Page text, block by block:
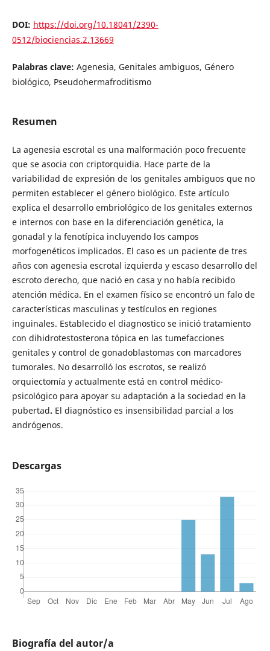
DOI: https://doi.org/10.18041/2390-
0512/biociencias.2.13669
Palabras clave: Agenesia, Genitales ambiguos, Género
biológico, Pseudohermafroditismo
Resumen
La agenesia escrotal es una malformación poco frecuente
que se asocia con criptorquidia. Hace parte de la
variabilidad de expresión de los genitales ambiguos que no
permiten establecer el género biológico. Este artículo
explica el desarrollo embriológico de los genitales externos
e internos con base en la diferenciación genética, la
gonadal y la fenotípica incluyendo los campos
morfogenéticos implicados. El caso es un paciente de tres
años con agenesia escrotal izquierda y escaso desarrollo del
escroto derecho, que nació en casa y no había recibido
atención médica. En el examen físico se encontró un falo de
características masculinas y testículos en regiones
inguinales. Establecido el diagnostico se inició tratamiento
con dihidrotestosterona tópica en las tumefacciones
genitales y control de gonadoblastomas con marcadores
tumorales. No desarrolló los escrotos, se realizó
orquiectomía y actualmente está en control médico-
psicológico para apoyar su adaptación a la sociedad en la
pubertad. El diagnóstico es insensibilidad parcial a los
andrógenos.
Descargas
Biografía del autor/a